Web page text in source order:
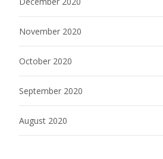
November 2020
October 2020
September 2020
August 2020